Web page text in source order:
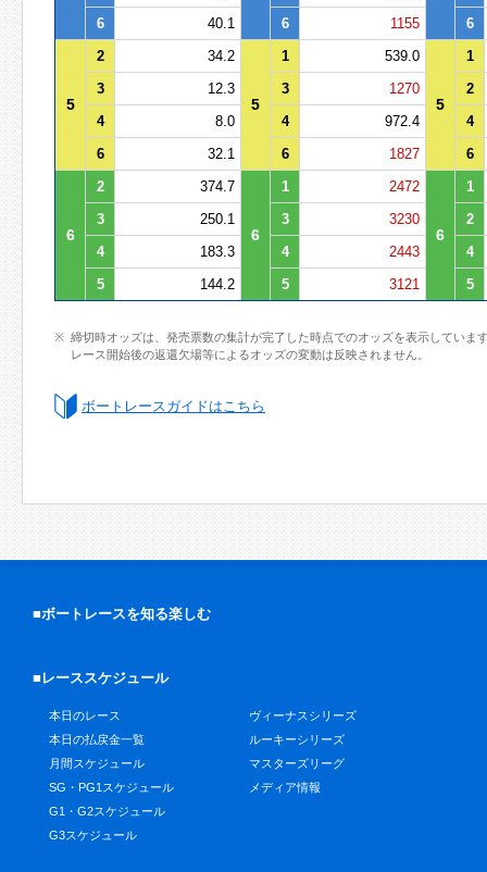
6
40.1 6 1155 6
5
2 34.2
5
1 539.0
5
1
3
12.3 3 1270
2
4
8.0 4 972.4
4
6
32.1 6 1827 6
6
2 374.7
6
1 2472
6
1
3
250.1 3 3230
2
4
183.3 4 2443
4
5
144.2 5 3121 5
締切時オッズは、発売票数の集計が完了した時点でのオッズを表示していま
レース開始後の返還欠場等によるオッズの変動は反映されません。
ボートレースガイドはこちら
■ボートレースを知る楽しむ
■レーススケジュール
本日のレース
本日の払戻金一覧
月間スケジュール
SG・PG1スケジュール
G1・G2スケジュール
G3スケジュール
ヴィーナスシリーズ
ルーキーシリーズ
マスターズリーグ
メディア情報